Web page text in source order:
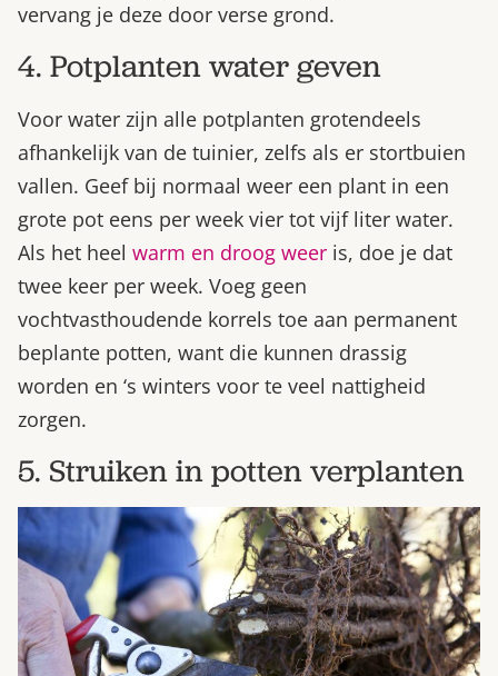
vervang je deze door verse grond.
4. Potplanten water geven
Voor water zijn alle potplanten grotendeels
afhankelijk van de tuinier, zelfs als er stortbuien
vallen. Geef bij normaal weer een plant in een
grote pot eens per week vier tot vijf liter water.
Als het heel warm en droog weer is, doe je dat
twee keer per week. Voeg geen
vochtvasthoudende korrels toe aan permanent
beplante potten, want die kunnen drassig
worden en ‘s winters voor te veel nattigheid
zorgen.
5. Struiken in potten verplanten